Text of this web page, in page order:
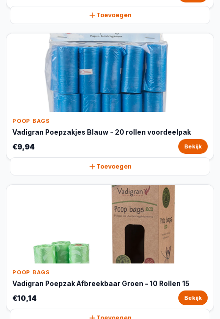
Toevoegen
POOP BAGS
Vadigran Poepzakjes Blauw - 20 rollen voordeelpak
€9,94 Bekijk
Toevoegen
POOP BAGS
Vadigran Poepzak Afbreekbaar Groen - 10 Rollen 15
€10,14 Bekijk